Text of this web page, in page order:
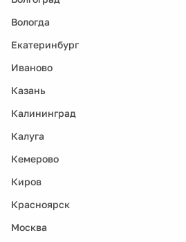
Вологда
Екатеринбург
Иваново
Казань
Калининград
Калуга
Кемерово
Киров
Красноярск
Москва